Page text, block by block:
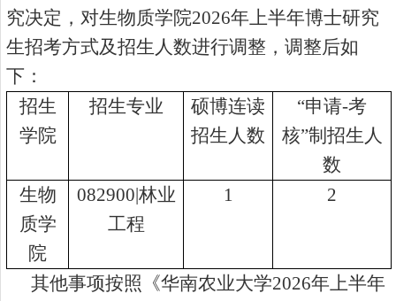
究决定，对生物质学院2026年上半年博士研究
生招考方式及招生人数进行调整，调整后如
下：
招生
学院
招生专业
硕博连读
招生人数
“申请-考
核”制招生人
数
生物
质学
院
082900|林业
工程
1 2
其他事项按照《华南农业大学2026年上半年